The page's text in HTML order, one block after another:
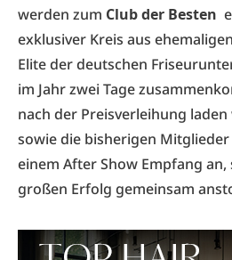
werden zum Club der Besten
exklusiver Kreis aus
Elite der deutschen
im Jahr zwei Tage
nach der Preisverleihung laden
sowie die bisherigen Mitglieder
einem After Show Empfang
großen Erfolg gemeinsam